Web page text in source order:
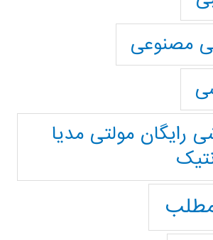
مصنوعی
رایگان مولتی مدیا
مطلب